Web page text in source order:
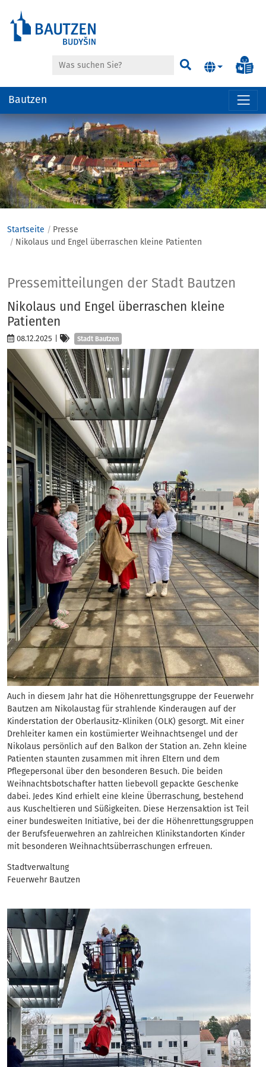
der
anspringen
Suche Suchen
Bautzen
Startseite
Presse
Nikolaus und Engel überraschen kleine Patienten
Presse
Pressemitteilungen der Stadt Bautzen
Nikolaus und Engel überraschen kleine
Patienten
08.12.2025 Kategorien
Stadt Bautzen
Auch in diesem Jahr hat die Höhenrettungsgruppe der Feuerwehr
Bautzen am Nikolaustag für strahlende Kinderaugen auf der
Kinderstation der Oberlausitz-Kliniken (OLK) gesorgt. Mit einer
Drehleiter kamen ein kostümierter Weihnachtsengel und der
Nikolaus persönlich auf den Balkon der Station an. Zehn kleine
Patienten staunten zusammen mit ihren Eltern und dem
Pflegepersonal über den besonderen Besuch. Die beiden
Weihnachtsbotschafter hatten liebevoll gepackte Geschenke
dabei. Jedes Kind erhielt eine kleine Überraschung, bestehend
aus Kuscheltieren und Süßigkeiten. Diese Herzensaktion ist Teil
einer bundesweiten Initiative, bei der die Höhenrettungsgruppen
der Berufsfeuerwehren an zahlreichen Klinikstandorten Kinder
mit besonderen Weihnachtsüberraschungen erfreuen.
Stadtverwaltung
Feuerwehr Bautzen